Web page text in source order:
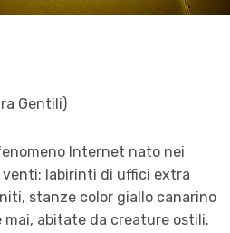
Gentili)
Internet nato nei
venti: labirinti di uffici extra
stanze color giallo canarino
mai, abitate da creature ostili.